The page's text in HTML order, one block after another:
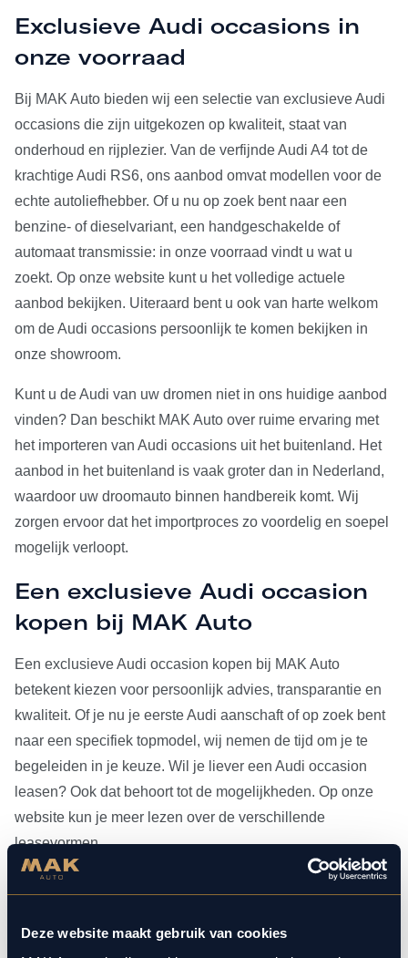
Deze website maakt gebruik van cookies
Exclusieve Audi occasions in
onze voorraad
Bij MAK Auto bieden wij een selectie van exclusieve Audi
occasions die zijn uitgekozen op kwaliteit, staat van
onderhoud en rijplezier. Van de verfijnde Audi A4 tot de
krachtige Audi RS6, ons aanbod omvat modellen voor de
echte autoliefhebber. Of u nu op zoek bent naar een
benzine- of dieselvariant, een handgeschakelde of
automaat transmissie: in onze voorraad vindt u wat u
zoekt. Op onze website kunt u het volledige actuele
aanbod bekijken. Uiteraard bent u ook van harte welkom
om de Audi occasions persoonlijk te komen bekijken in
onze showroom.
Kunt u de Audi van uw dromen niet in ons huidige aanbod
vinden? Dan beschikt MAK Auto over ruime ervaring met
het importeren van Audi occasions uit het buitenland. Het
aanbod in het buitenland is vaak groter dan in Nederland,
waardoor uw droomauto binnen handbereik komt. Wij
zorgen ervoor dat het importproces zo voordelig en soepel
mogelijk verloopt.
Een exclusieve Audi occasion
kopen bij MAK Auto
Een exclusieve Audi occasion kopen bij MAK Auto
betekent kiezen voor persoonlijk advies, transparantie en
kwaliteit. Of je nu je eerste Audi aanschaft of op zoek bent
naar een specifiek topmodel, wij nemen de tijd om je te
begeleiden in je keuze. Wil je liever een Audi occasion
leasen? Ook dat behoort tot de mogelijkheden. Op onze
website kun je meer lezen over de verschillende
leasevormen.
Heb je je Audi occasion eenmaal gevonden, dan kun je
aangesloten bij Bosch Car Service, beschikken onze